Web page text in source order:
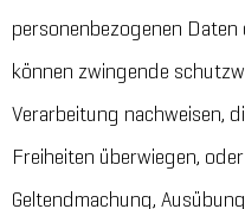
personenbezogenen
können zwingende
Verarbeitung nachweisen,
Freiheiten überwiegen,
Geltendmachung,